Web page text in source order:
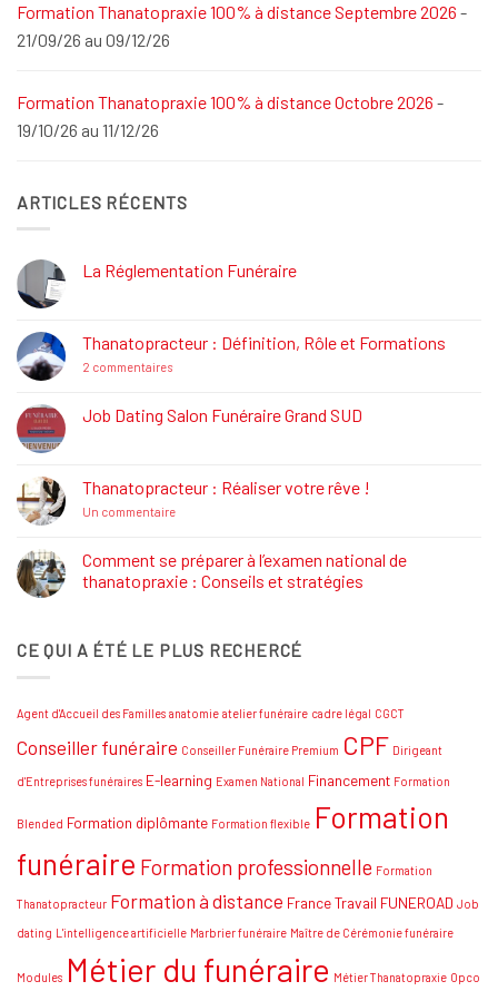
Formation Thanatopraxie 100% à distance Septembre 2026 -
21/09/26 au 09/12/26
Formation Thanatopraxie 100% à distance Octobre 2026 -
19/10/26 au 11/12/26
ARTICLES RÉCENTS
La Réglementation Funéraire
La
Réglementation
Funéraire
Thanatopracteur : Définition, Rôle et Formations
2 commentairessur
Définition,
Rôle
Job Dating Salon Funéraire Grand SUD
Job
Dating
Salon
SUD
Thanatopracteur : Réaliser votre rêve !
Un commentairesur
Réaliser
votre
rêve
Comment se préparer à l’examen national de
thanatopraxie : Conseils et stratégies
Comment
se
national
thanatopraxie
Conseils
CE QUI A ÉTÉ LE PLUS RECHERCÉ
Agent d'Accueil des Familles anatomie atelier funéraire cadre légal CGCT
Conseiller funéraire Conseiller Funéraire Premium CPF Dirigeant
d'Entreprises funéraires E-learning Examen National Financement Formation
Blended Formation diplômante Formation flexible Formation
funéraire Formation professionnelle Formation
Thanatopracteur Formation à distance France Travail FUNEROAD Job
dating L'intelligence artificielle Marbrier funéraire Maître de Cérémonie funéraire
Modules Métier du funéraire Métier Thanatopraxie Opco